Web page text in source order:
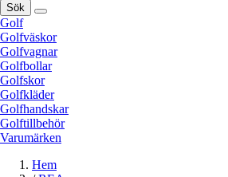
Sök
Golf
Golfväskor
Golfvagnar
Golfbollar
Golfskor
Golfkläder
Golfhandskar
Golftillbehör
Varumärken
Hem